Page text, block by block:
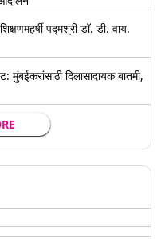
पद्मश्री डॉ. डी. वाय.
दिलासादायक बातमी,